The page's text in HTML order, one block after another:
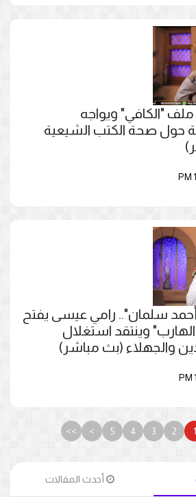
"الكافي" ويواجه
حول صحة الكتب الشيعية
أحمد سلمان".. رامي عيسى يفتح
الهارب" وينتقد استغلال
والجهلاء (بث مباشر)
1
2
3
4
5
>
>>
أحدث المقالات